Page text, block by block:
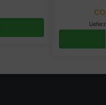
CO